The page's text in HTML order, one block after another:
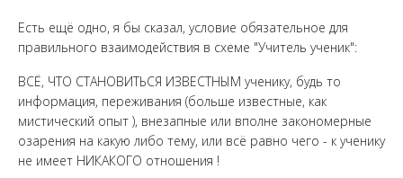
Есть ещё одно, я бы сказал, условие обязательное для
правильного взаимодействия в схеме "Учитель ученик":
ВСЁ, ЧТО СТАНОВИТЬСЯ ИЗВЕСТНЫМ ученику, будь то
информация, переживания (больше известные, как
мистический опыт ), внезапные или вполне закономерные
озарения на какую либо тему, или всё равно чего - к ученику
не имеет НИКАКОГО отношения !